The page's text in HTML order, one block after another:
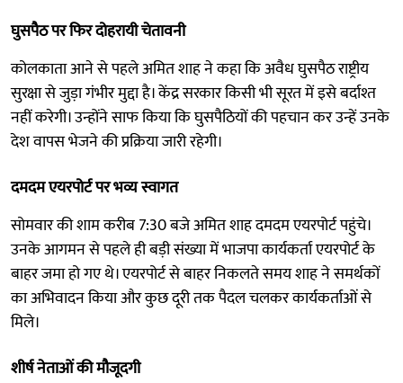
घुसपैठ पर फिर दोहरायी चेतावनी
कोलकाता आने से पहले अमित शाह ने कहा कि अवैध घुसपैठ राष्ट्रीय
सुरक्षा से जुड़ा गंभीर मुद्दा है। केंद्र सरकार किसी भी सूरत में इसे बर्दाश्त
नहीं करेगी। उन्होंने साफ किया कि घुसपैठियों की पहचान कर उन्हें उनके
देश वापस भेजने की प्रक्रिया जारी रहेगी।
दमदम एयरपोर्ट पर भव्य स्वागत
सोमवार की शाम करीब 7:30 बजे अमित शाह दमदम एयरपोर्ट पहुंचे।
उनके आगमन से पहले ही बड़ी संख्या में भाजपा कार्यकर्ता एयरपोर्ट के
बाहर जमा हो गए थे। एयरपोर्ट से बाहर निकलते समय शाह ने समर्थकों
का अभिवादन किया और कुछ दूरी तक पैदल चलकर कार्यकर्ताओं से
मिले।
शीर्ष नेताओं की मौजूदगी